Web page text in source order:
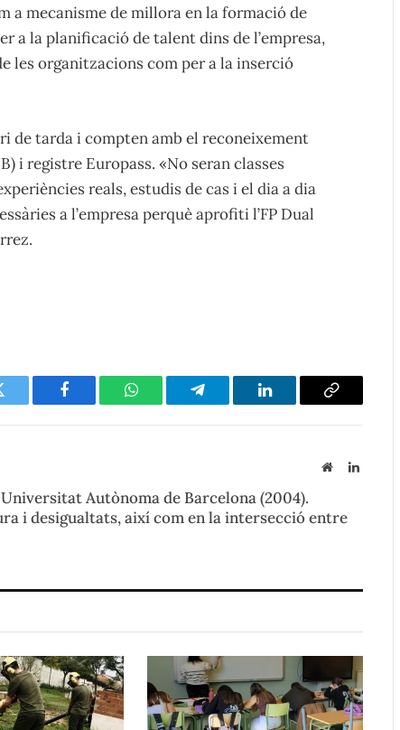
a mecanisme de millora en la formació de
a la planificació de talent dins de l’empresa,
les organitzacions com per a la inserció
de tarda i compten amb el reconeixement
i registre Europass. «No seran classes
reals, estudis de cas i el dia a dia
a l’empresa perquè aprofiti l’FP Dual
Facebook WhatsAppTelegram LinkedIn Copy
WebsiteLinkedIn
Autònoma de Barcelona (2004).
i desigualtats, així com en la intersecció entre